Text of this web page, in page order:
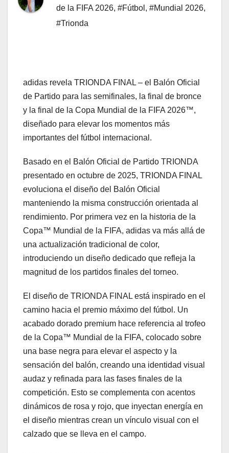
de la FIFA 2026, #Fútbol , #Mundial 2026,
#Trionda
adidas revela TRIONDA FINAL – el Balón Oficial
de Partido para las semifinales, la final de bronce
y la final de la Copa Mundial de la FIFA 2026™,
diseñado para elevar los momentos más
importantes del fútbol internacional.
Basado en el Balón Oficial de Partido TRIONDA
presentado en octubre de 2025, TRIONDA FINAL
evoluciona el diseño del Balón Oficial
manteniendo la misma construcción orientada al
rendimiento. Por primera vez en la historia de la
Copa™ Mundial de la FIFA, adidas va más allá de
una actualización tradicional de color,
introduciendo un diseño dedicado que refleja la
magnitud de los partidos finales del torneo.
El diseño de TRIONDA FINAL está inspirado en el
camino hacia el premio máximo del fútbol. Un
acabado dorado premium hace referencia al trofeo
de la Copa™ Mundial de la FIFA, colocado sobre
una base negra para elevar el aspecto y la
sensación del balón, creando una identidad visual
audaz y refinada para las fases finales de la
competición. Esto se complementa con acentos
dinámicos de rosa y rojo, que inyectan energía en
el diseño mientras crean un vínculo visual con el
calzado que se lleva en el campo.